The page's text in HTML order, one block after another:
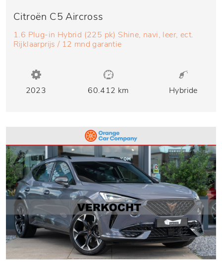
Citroën C5 Aircross
1.6 Plug-in Hybrid (225 pk) Shine, navi, leer, ect.
Rijklaarprijs / 12 mnd garantie
2023 60.412 km Hybride